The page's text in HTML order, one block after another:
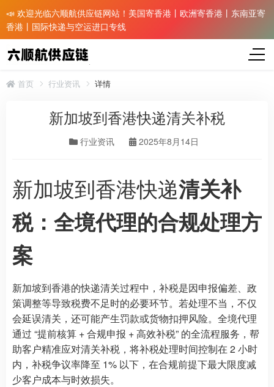
📣 欢迎光临六顺航供应链网站！美国寄香港丨欧洲寄香港丨东南亚寄
香港丨国际快递与空运进口专线
首页 行业资讯 详情
新加坡到香港快递清关补税
行业资讯 2025年8月14日
新加坡到香港快递清关补
税：全境代理的合规处理方
案
新加坡到香港的快递清关过程中，补税是因申报偏差、政
策调整等导致税费不足时的必要环节。若处理不当，不仅
会延误清关，还可能产生罚款或货物扣押风险。全境代理
通过 “提前核算 + 合规申报 + 高效补税” 的全流程服务，帮
助客户精准应对清关补税，将补税处理时间控制在 2 小时
内，补税争议率降至 1% 以下，在合规前提下最大限度减
少客户成本与时效损失。